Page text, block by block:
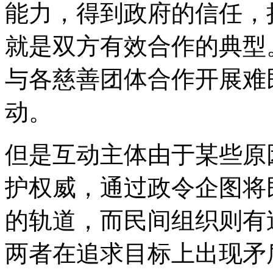
能力，得到政府的信任
就是双方有效合作的典
与各慈善团体合作开展
动。
但是互动主体由于某些
护权威，通过政令企图
的轨道，而民间组织则
两者在追求目标上出现